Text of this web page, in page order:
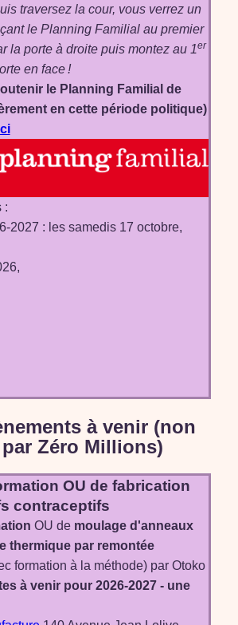
traversez la cour, vous verrez un
le Planning Familial au premier
la porte à droite puis montez au 1er
en face !
le Planning Familial de
en cette période politique)
:
2027 : les samedis 17 octobre,
à venir (non
Zéro Millions)
OU de fabrication
contraceptifs
OU de moulage d'anneaux
thermique par remontée
formation à la méthode) par Otoko
à venir pour 2026-2027 - une